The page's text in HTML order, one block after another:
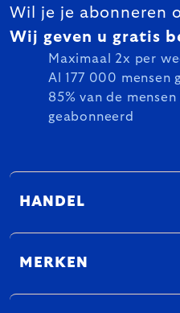
Wil je je abonneren
Wij geven u gratis
Maximaal 2x per
Al 177 000 mensen
85% van de
geabonneerd
HANDEL
MERKEN